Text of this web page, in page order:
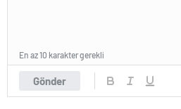
Gönder
En az 10 karakter gerekli